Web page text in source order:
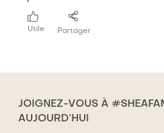
Utile Partager
JOIGNEZ-VOUS À
AUJOURD’HUI